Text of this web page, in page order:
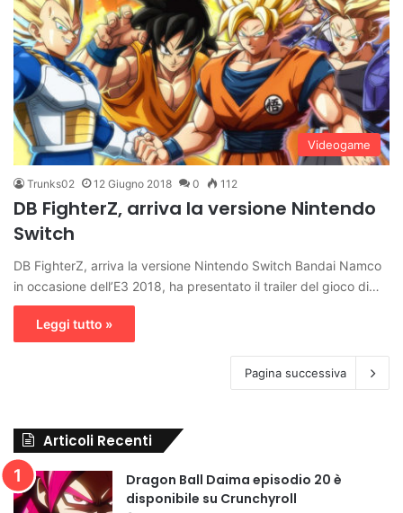
Videogame
Trunks02 12 Giugno 2018 0 112
DB FighterZ, arriva la versione Nintendo
Switch
DB FighterZ, arriva la versione Nintendo Switch Bandai Namco
in occasione dell’E3 2018, ha presentato il trailer del gioco di…
Leggi tutto »
Pagina successiva
Articoli Recenti
Dragon Ball Daima episodio 20 è
disponibile su Crunchyroll